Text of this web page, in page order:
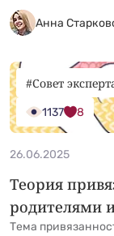
понимать: няня
— помогать с
href="https://
novorozhdennogo/
Анна
#Совет
1137 8
26.06.2025
Теория
родителями
Тема